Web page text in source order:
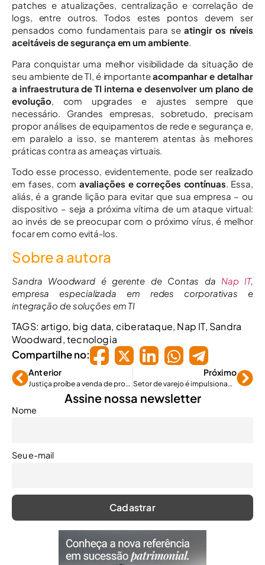
patches e atualizações, centralização e correlação de
logs, entre outros. Todos estes pontos devem ser
pensados como fundamentais para se atingir os níveis
aceitáveis de segurança em um ambiente.
Para conquistar uma melhor visibilidade da situação de
seu ambiente de TI, é importanteacompanhar e detalhar
a infraestrutura de TI interna e desenvolver um plano de
evolução , com upgrades e ajustes sempre que
necessário. Grandes empresas, sobretudo, precisam
propor análises de equipamentos de rede e segurança e,
em paralelo a isso, se manterem atentas às melhores
práticas contra as ameaças virtuais.
Todo esse processo, evidentemente, pode ser realizado
em fases, com avaliações e correções contínuas. Essa,
aliás, é a grande lição para evitar que sua empresa – ou
dispositivo – seja a próxima vítima de um ataque virtual:
ao invés de se preocupar com o próximo vírus, é melhor
focar em como evitá-los.
Sobre a autora
Sandra Woodward é gerente de Contas da Nap IT,
empresa especializada em redes corporativas e
integração de soluções em TI
TAGS: artigo, big data, ciberataque, Nap IT, Sandra
Woodward,tecnologia
Compartilhe no:
Anterior
Justiça proíbe a venda de proteção veicular como seguro
Próximo
Setor de varejo é impulsionado pela retomada dos agentes econômicos
Assine nossa newsletter
Nome
Seu e-mail